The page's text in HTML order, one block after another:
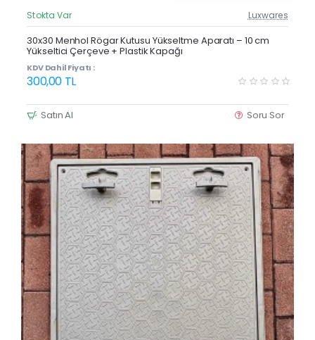
Güncel Fiyat
Yeni Ürün
Stokta Var Luxwares
30x30 Menhol Rögar Kutusu Yükseltme Aparatı – 10 cm
Yükseltici Çerçeve + Plastik Kapağı
KDV Dahil Fiyatı :
300,00 TL
Satın Al Soru Sor